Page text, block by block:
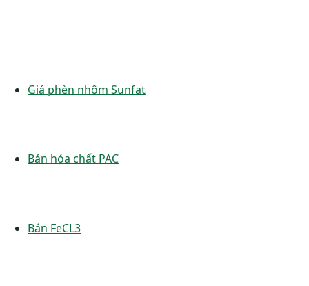
Giá phèn nhôm Sunfat
Bán hóa chất PAC
Bán FeCL3